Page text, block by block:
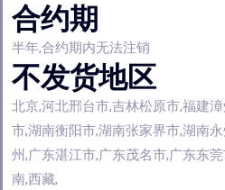
合约期
半年,合约期内无法注销
不发货地区
北京,河北邢台市,吉林松原市,福建
市,湖南衡阳市,湖南张家界市,湖南
州,广东湛江市,广东茂名市,广东东
南,西藏,